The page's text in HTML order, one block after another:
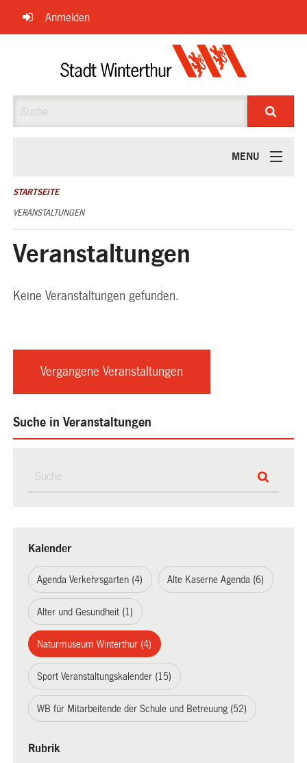
Navigation
überspringen
Anmelden
MENU
ÜBER UNS
STARTSEITE
VERANSTALTUNGEN
Veranstaltungen
Keine Veranstaltungen gefunden.
Vergangene Veranstaltungen
Suche in Veranstaltungen
Kalender
Agenda Verkehrsgarten (4) Alte Kaserne Agenda (6)
Alter und Gesundheit (1)
Naturmuseum Winterthur (4)
Sport Veranstaltungskalender (15)
WB für Mitarbeitende der Schule und Betreuung (52)
Rubrik